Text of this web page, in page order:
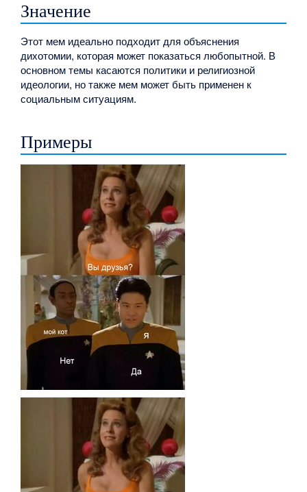
Значение
Этот мем идеально подходит для объяснения
дихотомии, которая может показаться любопытной. В
основном темы касаются политики и религиозной
идеологии, но также мем может быть применен к
социальным ситуациям.
Примеры